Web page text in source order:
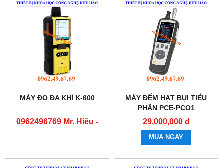
MÁY ĐO ĐA KHÍ K-600
0962496769 Mr. Hiếu -
MÁY ĐẾM HẠT BỤI TIỂU
PHÂN PCE-PCO1
29,000,000 đ
MUA NGAY